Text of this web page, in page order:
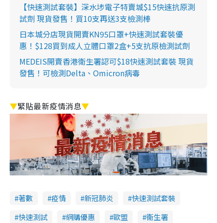
【快速測試套裝】深水埗電子特賣城$15快速抗原測
試劑 現貨發售！買10支再送3支檢測棒
日本城分店現貨開賣KN95口罩+快速測試套裝優
惠！$128買到成人立體口罩2盒+5支抗原檢測試劑
MEDEIS開賣香港衛生署認可$18快速測試套裝 現貨
發售！可檢測Delta、Omicron病毒
▼緊貼最新疫情消息▼
著數 疫情 新冠肺炎
快速測試套裝
快速測試
網購優惠 歐盟
衞生署